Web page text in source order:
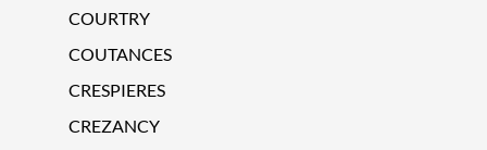
COURTRY
COUTANCES
CRESPIERES
CREZANCY